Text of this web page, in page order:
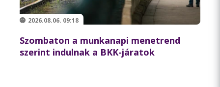
2026.08.06. 09:18
Szombaton a munkanapi menetrend
szerint indulnak a BKK-járatok